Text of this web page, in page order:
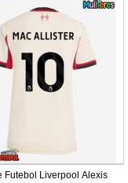
Futebol Liverpool Alexis